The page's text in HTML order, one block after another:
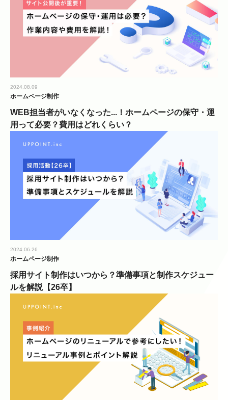
2024.08.09
ホームページ制作
WEB担当者がいなくなった...！ホームページの保守・運
用って必要？費用はどれくらい？
2024.06.26
ホームページ制作
採用サイト制作はいつから？準備事項と制作スケジュー
ルを解説【26卒】